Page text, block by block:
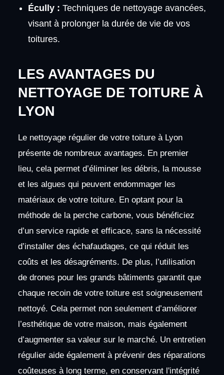
Écully : Techniques de nettoyage avancées,
visant à prolonger la durée de vie de vos
toitures.
LES AVANTAGES DU
NETTOYAGE DE TOITURE À
LYON
Le nettoyage régulier de votre toiture à Lyon
présente de nombreux avantages. En premier
lieu, cela permet d’éliminer les débris, la mousse
et les algues qui peuvent endommager les
matériaux de votre toiture. En optant pour la
méthode de la perche carbone, vous bénéficiez
d’un service rapide et efficace, sans la nécessité
d’installer des échafaudages, ce qui réduit les
coûts et les désagréments. De plus, l’utilisation
de drones pour les grands bâtiments garantit que
chaque recoin de votre toiture est soigneusement
nettoyé. Cela permet non seulement d’améliorer
l’esthétique de votre maison, mais également
d’augmenter sa valeur sur le marché. Un entretien
régulier aide également à prévenir des réparations
coûteuses à long terme, en conservant l'intégrité